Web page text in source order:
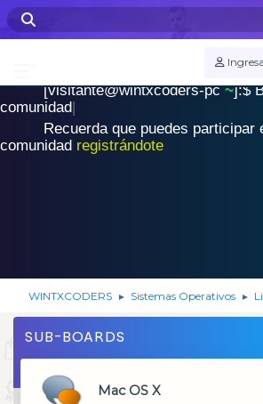
WINTXCODERS Terminal
[visitante@wintxcoders-pc~]:$ .
comunidad|
Recuerda que puedes participar
comunidad registrándote
WINTXCODERS ► Sistemas Operativos ►
SUB-BOARDS
Mac OS X